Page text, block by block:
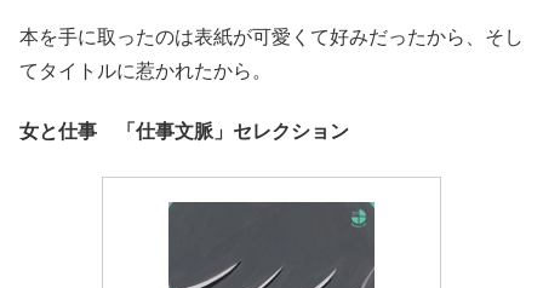
本を手に取ったのは表紙が可愛くて好みだったから、そし
てタイトルに惹かれたから。
女と仕事 「仕事文脈」セレクション